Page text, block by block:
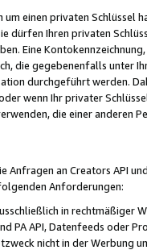
um einen privaten
dürfen Ihren privaten
Eine
die gegebenenfalls unter
durchgeführt werden.
wenn Ihr privater
die einer anderen
Anfragen an Creators API
Anforderungen:
in rechtmäßiger
PA API, Datenfeeds oder
nicht in der Werbung